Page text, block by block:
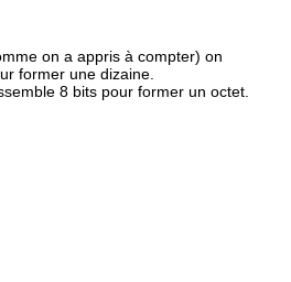
on a appris à compter) on
former une dizaine.
8 bits pour former un octet.